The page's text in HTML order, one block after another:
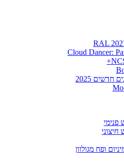
RAL
Cloud Dancer:
פנימי
ופח מגולוון